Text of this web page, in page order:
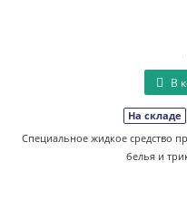
В
На складе
Специальное жидкое средство
белья и